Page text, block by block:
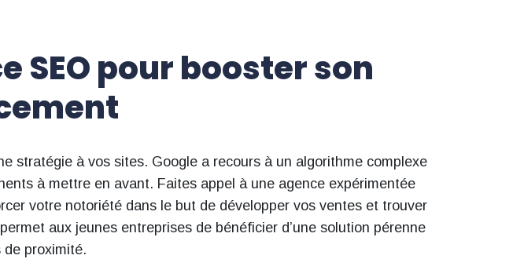
SEO pour booster son
stratégie à vos sites. Google a recours à un algorithme complexe
à mettre en avant. Faites appel à une agence expérimentée
votre notoriété dans le but de développer vos ventes et trouver
aux jeunes entreprises de bénéficier d’une solution pérenne
de proximité.